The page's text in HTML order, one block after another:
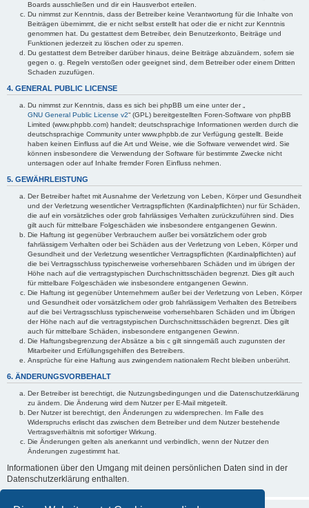
Boards ausschließen und dir ein Hausverbot erteilen.
Du nimmst zur Kenntnis, dass der Betreiber keine Verantwortung für die Inhalte von
Beiträgen übernimmt, die er nicht selbst erstellt hat oder die er nicht zur Kenntnis
genommen hat. Du gestattest dem Betreiber, dein Benutzerkonto, Beiträge und
Funktionen jederzeit zu löschen oder zu sperren.
Du gestattest dem Betreiber darüber hinaus, deine Beiträge abzuändern, sofern sie
gegen o. g. Regeln verstoßen oder geeignet sind, dem Betreiber oder einem Dritten
Schaden zuzufügen.
4. GENERAL PUBLIC LICENSE
Du nimmst zur Kenntnis, dass es sich bei phpBB um eine unter der „
GNU General Public License v2“ (GPL) bereitgestellten Foren-Software von phpBB
Limited (www.phpbb.com) handelt; deutschsprachige Informationen werden durch die
deutschsprachige Community unter www.phpbb.de zur Verfügung gestellt. Beide
haben keinen Einfluss auf die Art und Weise, wie die Software verwendet wird. Sie
können insbesondere die Verwendung der Software für bestimmte Zwecke nicht
untersagen oder auf Inhalte fremder Foren Einfluss nehmen.
5. GEWÄHRLEISTUNG
Der Betreiber haftet mit Ausnahme der Verletzung von Leben, Körper und Gesundheit
und der Verletzung wesentlicher Vertragspflichten (Kardinalpflichten) nur für Schäden,
die auf ein vorsätzliches oder grob fahrlässiges Verhalten zurückzuführen sind. Dies
gilt auch für mittelbare Folgeschäden wie insbesondere entgangenen Gewinn.
Die Haftung ist gegenüber Verbrauchern außer bei vorsätzlichem oder grob
fahrlässigem Verhalten oder bei Schäden aus der Verletzung von Leben, Körper und
Gesundheit und der Verletzung wesentlicher Vertragspflichten (Kardinalpflichten) auf
die bei Vertragsschluss typischerweise vorhersehbaren Schäden und im übrigen der
Höhe nach auf die vertragstypischen Durchschnittsschäden begrenzt. Dies gilt auch
für mittelbare Folgeschäden wie insbesondere entgangenen Gewinn.
Die Haftung ist gegenüber Unternehmern außer bei der Verletzung von Leben, Körper
und Gesundheit oder vorsätzlichem oder grob fahrlässigem Verhalten des Betreibers
auf die bei Vertragsschluss typischerweise vorhersehbaren Schäden und im Übrigen
der Höhe nach auf die vertragstypischen Durchschnittsschäden begrenzt. Dies gilt
auch für mittelbare Schäden, insbesondere entgangenen Gewinn.
Die Haftungsbegrenzung der Absätze a bis c gilt sinngemäß auch zugunsten der
Mitarbeiter und Erfüllungsgehilfen des Betreibers.
Ansprüche für eine Haftung aus zwingendem nationalem Recht bleiben unberührt.
6. ÄNDERUNGSVORBEHALT
Der Betreiber ist berechtigt, die Nutzungsbedingungen und die Datenschutzerklärung
zu ändern. Die Änderung wird dem Nutzer per E-Mail mitgeteilt.
Der Nutzer ist berechtigt, den Änderungen zu widersprechen. Im Falle des
Widerspruchs erlischt das zwischen dem Betreiber und dem Nutzer bestehende
Vertragsverhältnis mit sofortiger Wirkung.
Die Änderungen gelten als anerkannt und verbindlich, wenn der Nutzer den
Änderungen zugestimmt hat.
Informationen über den Umgang mit deinen persönlichen Daten sind in der
Datenschutzerklärung enthalten.